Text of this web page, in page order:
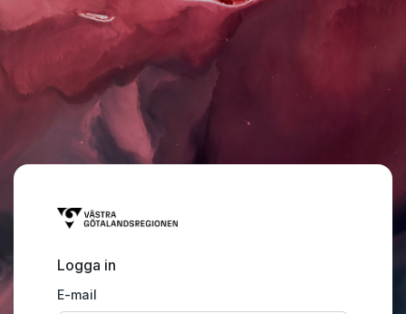
Logga in
E-mail